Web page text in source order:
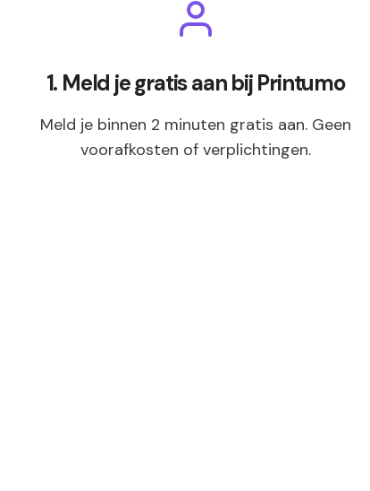
1. Meld je gratis aan bij Printumo
Meld je binnen 2 minuten gratis aan. Geen
voorafkosten of verplichtingen.